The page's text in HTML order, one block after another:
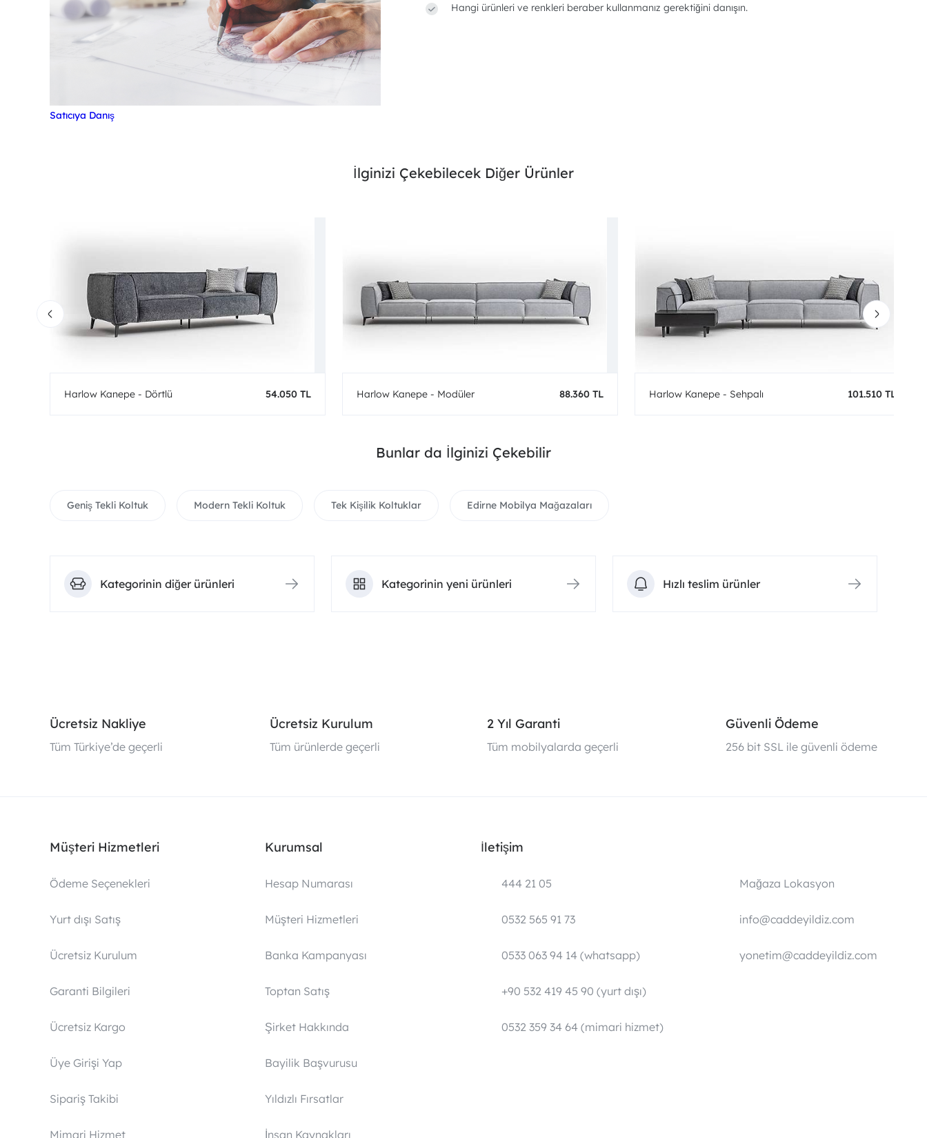
Hangi ürünleri ve renkleri beraber kullanmanız gerektiğini danışın.
Satıcıya Danış
İlginizi Çekebilecek Diğer Ürünler
Harlow Kanepe - Dörtlü 54.050 TL Harlow Kanepe - Modüler 88.360 TL Harlow Kanepe - Sehpalı 101.510 TL
Bunlar da İlginizi Çekebilir
Geniş Tekli Koltuk Modern Tekli Koltuk Tek Kişilik Koltuklar Edirne Mobilya Mağazaları
Kategorinin diğer ürünleri Kategorinin yeni ürünleri Hızlı teslim ürünler
Ücretsiz Nakliye
Tüm Türkiye’de geçerli
Ücretsiz Kurulum
Tüm ürünlerde geçerli
2 Yıl Garanti
Tüm mobilyalarda geçerli
Güvenli Ödeme
256 bit SSL ile güvenli ödeme
Müşteri Hizmetleri
Ödeme Seçenekleri
Yurt dışı Satış
Ücretsiz Kurulum
Garanti Bilgileri
Ücretsiz Kargo
Üye Girişi Yap
Sipariş Takibi
Mimari Hizmet
Kurumsal
Hesap Numarası
Müşteri Hizmetleri
Banka Kampanyası
Toptan Satış
Şirket Hakkında
Bayilik Başvurusu
Yıldızlı Fırsatlar
İnsan Kaynakları
İletişim
444 21 05
0532 565 91 73
0533 063 94 14 (whatsapp)
+90 532 419 45 90 (yurt dışı)
0532 359 34 64 (mimari hizmet)
Mağaza Lokasyon
info@caddeyildiz.com
yonetim@caddeyildiz.com